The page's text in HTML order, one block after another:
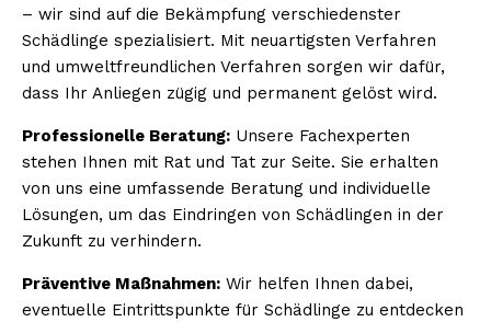
– wir sind auf die Bekämpfung verschiedenster
Schädlinge spezialisiert. Mit neuartigsten Verfahren
und umweltfreundlichen Verfahren sorgen wir dafür,
dass Ihr Anliegen zügig und permanent gelöst wird.
Professionelle Beratung: Unsere Fachexperten
stehen Ihnen mit Rat und Tat zur Seite. Sie erhalten
von uns eine umfassende Beratung und individuelle
Lösungen, um das Eindringen von Schädlingen in der
Zukunft zu verhindern.
Präventive Maßnahmen: Wir helfen Ihnen dabei,
eventuelle Eintrittspunkte für Schädlinge zu entdecken